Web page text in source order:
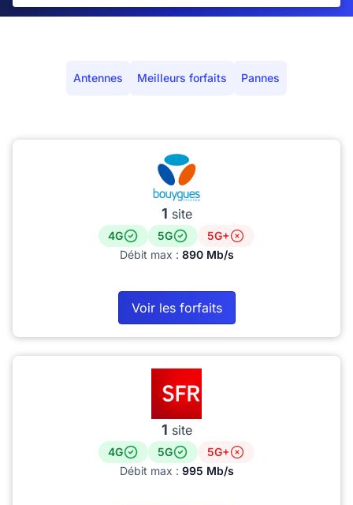
Antennes Meilleurs forfaits Pannes
1 site
4G 5G
5G+
Débit max : 890 Mb/s
Voir les forfaits
1 site
4G 5G
5G+
Débit max : 995 Mb/s